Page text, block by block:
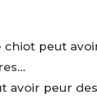
chiot peut
avoir peur